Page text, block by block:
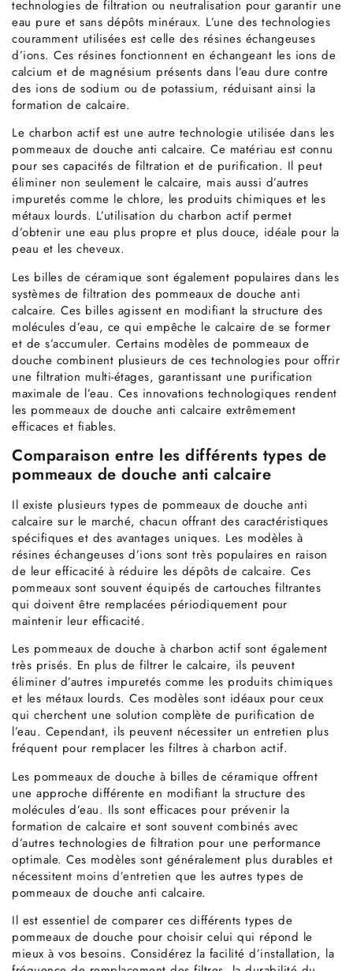
technologies de filtration ou neutralisation pour garantir une
eau pure et sans dépôts minéraux. L’une des technologies
couramment utilisées est celle des résines échangeuses
d’ions. Ces résines fonctionnent en échangeant les ions de
calcium et de magnésium présents dans l’eau dure contre
des ions de sodium ou de potassium, réduisant ainsi la
formation de calcaire.
Le charbon actif est une autre technologie utilisée dans les
pommeaux de douche anti calcaire. Ce matériau est connu
pour ses capacités de filtration et de purification. Il peut
éliminer non seulement le calcaire, mais aussi d’autres
impuretés comme le chlore, les produits chimiques et les
métaux lourds. L’utilisation du charbon actif permet
d’obtenir une eau plus propre et plus douce, idéale pour la
peau et les cheveux.
Les billes de céramique sont également populaires dans les
systèmes de filtration des pommeaux de douche anti
calcaire. Ces billes agissent en modifiant la structure des
molécules d’eau, ce qui empêche le calcaire de se former
et de s’accumuler. Certains modèles de pommeaux de
douche combinent plusieurs de ces technologies pour offrir
une filtration multi-étages, garantissant une purification
maximale de l’eau. Ces innovations technologiques rendent
les pommeaux de douche anti calcaire extrêmement
efficaces et fiables.
Comparaison entre les différents types de
pommeaux de douche anti calcaire
Il existe plusieurs types de pommeaux de douche anti
calcaire sur le marché, chacun offrant des caractéristiques
spécifiques et des avantages uniques. Les modèles à
résines échangeuses d’ions sont très populaires en raison
de leur efficacité à réduire les dépôts de calcaire. Ces
pommeaux sont souvent équipés de cartouches filtrantes
qui doivent être remplacées périodiquement pour
maintenir leur efficacité.
Les pommeaux de douche à charbon actif sont également
très prisés. En plus de filtrer le calcaire, ils peuvent
éliminer d’autres impuretés comme les produits chimiques
et les métaux lourds. Ces modèles sont idéaux pour ceux
qui cherchent une solution complète de purification de
l’eau. Cependant, ils peuvent nécessiter un entretien plus
fréquent pour remplacer les filtres à charbon actif.
Les pommeaux de douche à billes de céramique offrent
une approche différente en modifiant la structure des
molécules d’eau. Ils sont efficaces pour prévenir la
formation de calcaire et sont souvent combinés avec
d’autres technologies de filtration pour une performance
optimale. Ces modèles sont généralement plus durables et
nécessitent moins d’entretien que les autres types de
pommeaux de douche anti calcaire.
Il est essentiel de comparer ces différents types de
pommeaux de douche pour choisir celui qui répond le
mieux à vos besoins. Considérez la facilité d’installation, la